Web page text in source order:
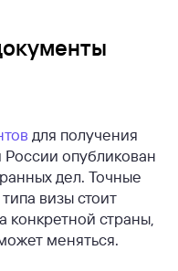
для получения
опубликован
дел. Точные
визы стоит
конкретной страны,
меняться.